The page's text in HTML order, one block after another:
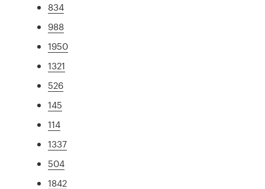
834
988
1950
1321
526
145
114
1337
504
1842